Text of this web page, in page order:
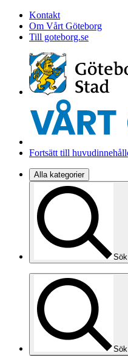
Kontakt
Om Vårt Göteborg
Till goteborg.se
Fortsätt till
Alla kategorier
Sök
Sök